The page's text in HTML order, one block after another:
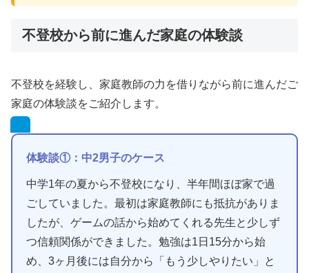
不登校から前に進んだ家庭の体験談
不登校を経験し、家庭教師の力を借りながら前に進んだご
家庭の体験談をご紹介します。
体験談①：中2男子のケース
中学1年の夏から不登校になり、半年間ほぼ家で過
ごしていました。最初は家庭教師にも抵抗がありま
したが、ゲームの話から始めてくれる先生と少しず
つ信頼関係ができました。勉強は1日15分から始
め、3ヶ月後には自分から「もう少しやりたい」と